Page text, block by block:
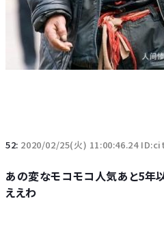
52: 2020/02/25(火) 11:00:46.24
あの変なモコモコ人気あと5年
ええわ